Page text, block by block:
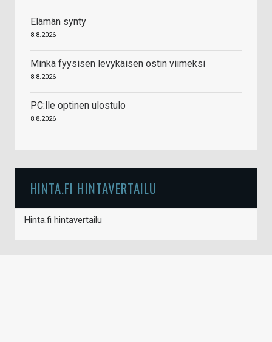
Elämän synty
8.8.2026
Minkä fyysisen levykäisen ostin viimeksi
8.8.2026
PC:lle optinen ulostulo
8.8.2026
HINTA.FI HINTAVERTAILU
Hinta.fi hintavertailu